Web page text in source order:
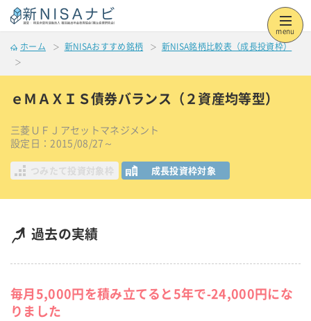
menu
ホーム 新NISAおすすめ銘柄 新NISA銘柄比較表（成長投資枠）
ｅＭＡＸＩＳ債券バランス（２資産均等型）
三菱ＵＦＪアセットマネジメント
設定日：2015/08/27～
つみたて投資対象枠 成長投資枠対象
過去の実績
毎月5,000円を積み立てると5年で-24,000円にな
りました